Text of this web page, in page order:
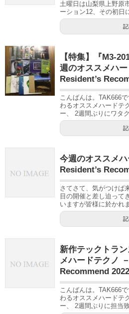
土曜日は山梨県上野原
ーション12、その初日
【特集】『M3-
週のオススメハー
Resident’s
こんばんは。TAK666
わるオススメハードテ
ー、 2週間ぶりにワタ
今週のオススメ
Resident’s
さてさて、気がつけば
目の開催と差し迫って
いますが皆様に於かれ
新作テックトラ
メハードテクノ
Recommend
こんばんは。TAK666
わるオススメハードテ
ー、 2週間ぶりに担当